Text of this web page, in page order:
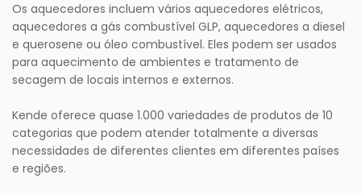
Os aquecedores incluem vários aquecedores elétricos,
aquecedores a gás combustível GLP, aquecedores a diesel
e querosene ou óleo combustível. Eles podem ser usados ​​
para aquecimento de ambientes e tratamento de
secagem de locais internos e externos.
Kende oferece quase 1.000 variedades de produtos de 10
categorias que podem atender totalmente a diversas
necessidades de diferentes clientes em diferentes países
e regiões.